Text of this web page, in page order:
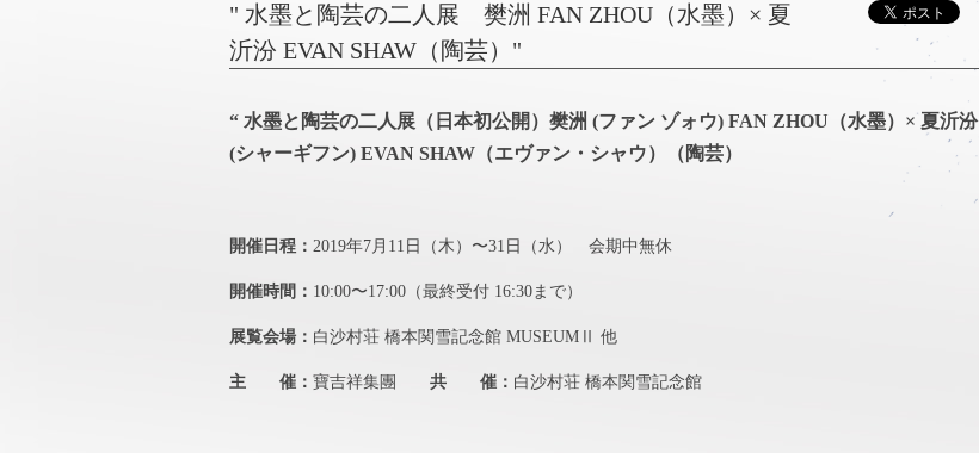
" 水墨と陶芸の二人展 樊洲 FAN ZHOU（水墨）× 夏
沂汾 EVAN SHAW（陶芸）"
“ 水墨と陶芸の二人展（日本初公開）樊洲 (ファン ゾォウ) FAN ZHOU（水墨）× 夏沂汾
(シャーギフン) EVAN SHAW（エヴァン・シャウ）（陶芸）
開催日程： 2019年7月11日（木）〜31日（水） 会期中無休
開催時間： 10:00〜17:00（最終受付 16:30まで）
展覧会場： 白沙村荘 橋本関雪記念館 MUSEUMⅡ 他
主 催： 寶吉祥集團 共 催： 白沙村荘 橋本関雪記念館